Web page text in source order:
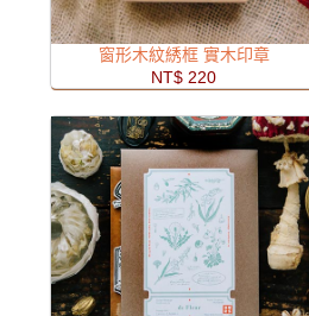
窗形木紋綉框 實木印章
NT$ 220